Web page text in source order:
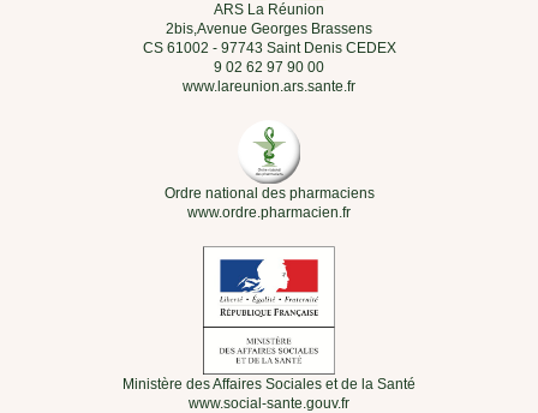
ARS La Réunion
2bis,Avenue Georges Brassens
CS 61002 - 97743 Saint Denis CEDEX
9 02 62 97 90 00
www.lareunion.ars.sante.fr
Ordre national des pharmaciens
www.ordre.pharmacien.fr
Ministère des Affaires Sociales et de la Santé
www.social-sante.gouv.fr